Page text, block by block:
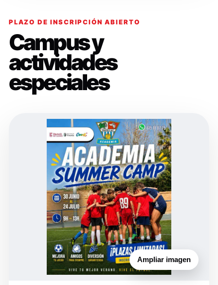
PLAZO DE INSCRIPCIÓN ABIERTO
Campus y
actividades
especiales
Ampliar imagen